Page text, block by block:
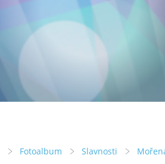
Fotoalbum Slavnosti